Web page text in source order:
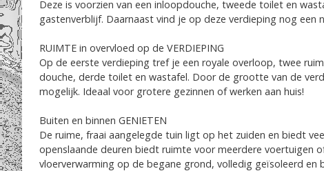
Deze is voorzien van een inloopdouche, tweede toilet en
gastenverblijf. Daarnaast vind je op deze verdieping nog
RUIMTE in overvloed op de VERDIEPING
Op de eerste verdieping tref je een royale overloop, twee
douche, derde toilet en wastafel. Door de grootte van de
mogelijk. Ideaal voor grotere gezinnen of werken aan huis!
Buiten en binnen GENIETEN
De ruime, fraai aangelegde tuin ligt op het zuiden en biedt
openslaande deuren biedt ruimte voor meerdere voertuigen
vloerverwarming op de begane grond, volledig geïsoleerd en